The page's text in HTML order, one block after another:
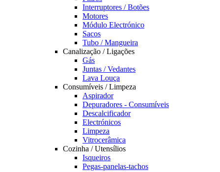
Interruptores / Botões
Motores
Módulo Electrónico
Sacos
Tubo / Mangueira
Canalização / Ligações
Gás
Juntas / Vedantes
Lava Louça
Consumíveis / Limpeza
Aspirador
Depuradores - Consumíveis
Descalcificador
Electrónicos
Limpeza
Vitrocerâmica
Cozinha / Utensílios
Isqueiros
Pegas-panelas-tachos